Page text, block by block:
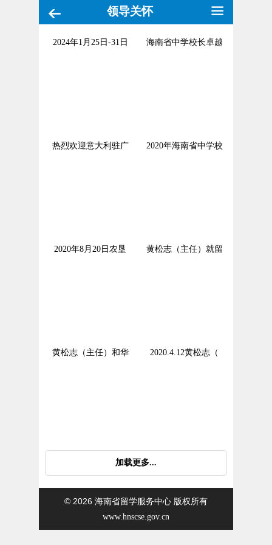
领导关怀
2024年1月25日-31日 海南省中学校长卓越
热烈欢迎意大利驻广 2020年海南省中学校
2020年8月20日农垦 黄松志（主任）就留
黄松志（主任）和华 2020.4.12黄松志（
加载更多...
© 2026 海南省留学服务中心 版权所有
www.hnscse.gov.cn